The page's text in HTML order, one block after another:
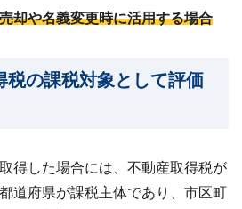
却や名義変更時に活用する場合
の課税対象として評価
得した場合には、不動産取得税が
道府県が課税主体であり、市区町